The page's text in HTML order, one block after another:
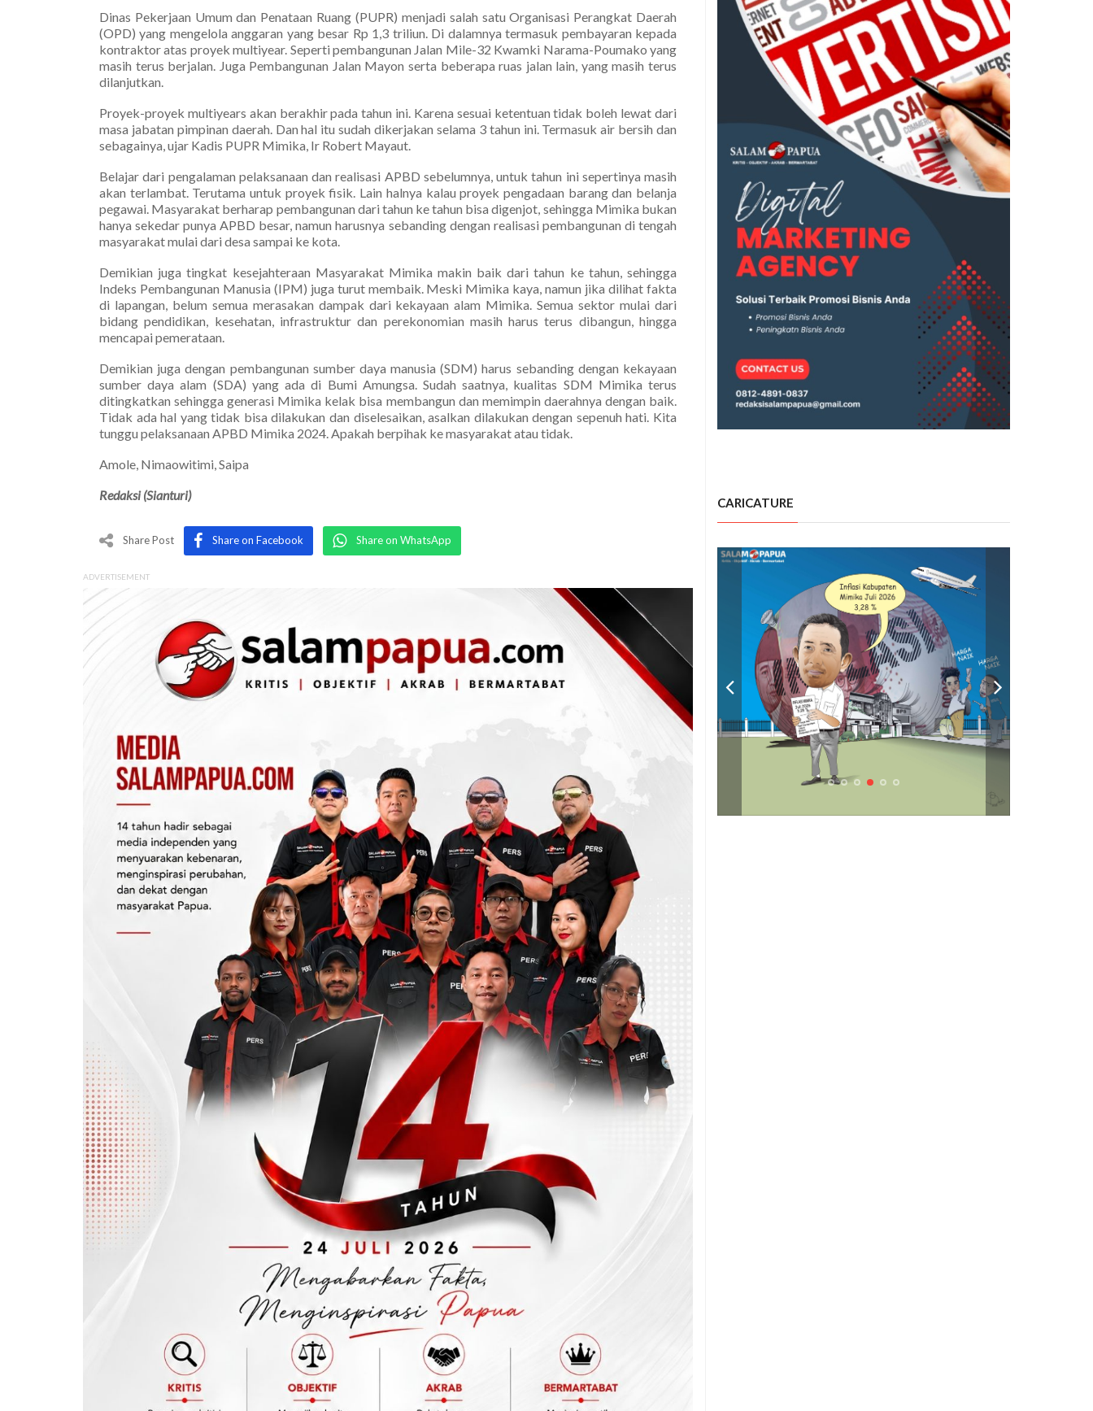
Dinas Pekerjaan Umum dan Penataan Ruang (PUPR) menjadi salah satu Organisasi Perangkat Daerah
(OPD) yang mengelola anggaran yang besar Rp 1,3 triliun. Di dalamnya termasuk pembayaran kepada
kontraktor atas proyek multiyear. Seperti pembangunan Jalan Mile-32 Kwamki Narama-Poumako yang
masih terus berjalan. Juga Pembangunan Jalan Mayon serta beberapa ruas jalan lain, yang masih terus
dilanjutkan.
Proyek-proyek multiyears akan berakhir pada tahun ini. Karena sesuai ketentuan tidak boleh lewat dari
masa jabatan pimpinan daerah. Dan hal itu sudah dikerjakan selama 3 tahun ini. Termasuk air bersih dan
sebagainya, ujar Kadis PUPR Mimika, Ir Robert Mayaut.
Belajar dari pengalaman pelaksanaan dan realisasi APBD sebelumnya, untuk tahun ini sepertinya masih
akan terlambat. Terutama untuk proyek fisik. Lain halnya kalau proyek pengadaan barang dan belanja
pegawai. Masyarakat berharap pembangunan dari tahun ke tahun bisa digenjot, sehingga Mimika bukan
hanya sekedar punya APBD besar, namun harusnya sebanding dengan realisasi pembangunan di tengah
masyarakat mulai dari desa sampai ke kota.
Demikian juga tingkat kesejahteraan Masyarakat Mimika makin baik dari tahun ke tahun, sehingga
Indeks Pembangunan Manusia (IPM) juga turut membaik. Meski Mimika kaya, namun jika dilihat fakta
di lapangan, belum semua merasakan dampak dari kekayaan alam Mimika. Semua sektor mulai dari
bidang pendidikan, kesehatan, infrastruktur dan perekonomian masih harus terus dibangun, hingga
mencapai pemerataan.
Demikian juga dengan pembangunan sumber daya manusia (SDM) harus sebanding dengan kekayaan
sumber daya alam (SDA) yang ada di Bumi Amungsa. Sudah saatnya, kualitas SDM Mimika terus
ditingkatkan sehingga generasi Mimika kelak bisa membangun dan memimpin daerahnya dengan baik.
Tidak ada hal yang tidak bisa dilakukan dan diselesaikan, asalkan dilakukan dengan sepenuh hati. Kita
tunggu pelaksanaan APBD Mimika 2024. Apakah berpihak ke masyarakat atau tidak.
Amole, Nimaowitimi, Saipa
Redaksi (Sianturi)
Share Post Share on Facebook Share on WhatsApp
ADVERTISEMENT
CARICATURE